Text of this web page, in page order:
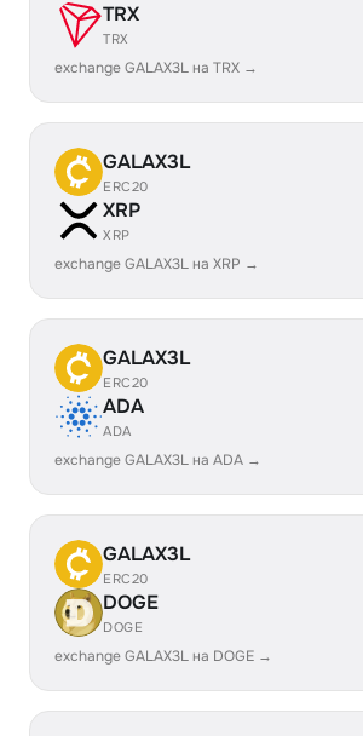
TRX
TRX
exchange GALAX3L на TRX →
GALAX3L
ERC20
XRP
XRP
exchange GALAX3L на XRP →
GALAX3L
ERC20
ADA
ADA
exchange GALAX3L на ADA →
GALAX3L
ERC20
DOGE
DOGE
exchange GALAX3L на DOGE →